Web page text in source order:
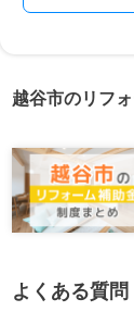
越谷市のリフ
よくある質問